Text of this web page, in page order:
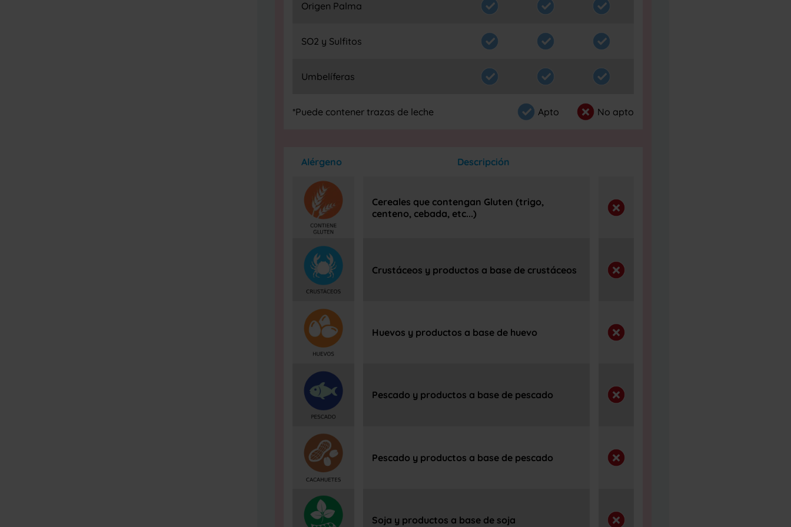
Origen Palma
SO2 y Sulfitos
Umbelíferas
*Puede contener trazas de leche Apto No apto
Alérgeno Descripción
Cereales que contengan Gluten (trigo,
centeno, cebada, etc...)
Crustáceos y productos a base de crustáceos
Huevos y productos a base de huevo
Pescado y productos a base de pescado
Pescado y productos a base de pescado
Soja y productos a base de soja